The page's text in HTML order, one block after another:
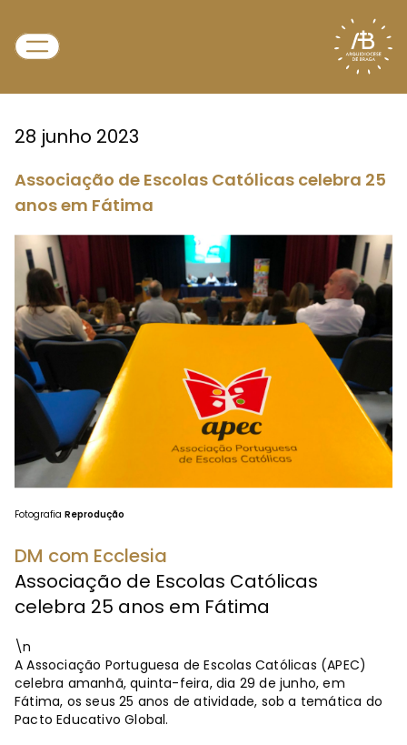
28 junho 2023
Associação de Escolas Católicas celebra 25
anos em Fátima
Fotografia Reprodução
DM com Ecclesia
Associação de Escolas Católicas
celebra 25 anos em Fátima
\n
A Associação Portuguesa de Escolas Católicas (APEC)
celebra amanhã, quinta-feira, dia 29 de junho, em
Fátima, os seus 25 anos de atividade, sob a temática do
Pacto Educativo Global.